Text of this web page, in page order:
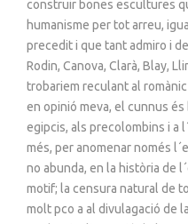
construir bones escultures
humanisme per tot arreu,
precedit i que tant admiro i
Rodin, Canova, Clarà, Blay,
trobariem reculant al
en opinió meva, el cunnus
egipcis, als precolombins i a
més, per anomenar només
no abunda, en la història de
motif; la censura natural de
molt pco a al divulagació de